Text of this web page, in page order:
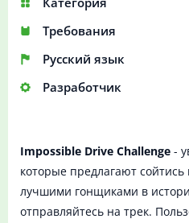
Требования
Русский язык
Разработчик
Impossible Drive Challenge -
которые предлагают сойтись
лучшими гонщиками в
отправляйтесь на трек.